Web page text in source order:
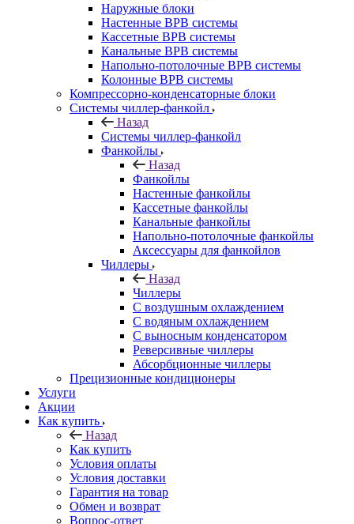
Наружные блоки
Настенные ВРВ системы
Кассетные ВРВ системы
Канальные ВРВ системы
Напольно-потолочные ВРВ системы
Колонные ВРВ системы
Компрессорно-конденсаторные блоки
Системы чиллер-фанкойл
Назад
Системы чиллер-фанкойл
Фанкойлы
Назад
Фанкойлы
Настенные фанкойлы
Кассетные фанкойлы
Канальные фанкойлы
Напольно-потолочные фанкойлы
Аксессуары для фанкойлов
Чиллеры
Назад
Чиллеры
С воздушным охлаждением
С водяным охлаждением
С выносным конденсатором
Реверсивные чиллеры
Абсорбционные чиллеры
Прецизионные кондиционеры
Услуги
Акции
Как купить
Назад
Как купить
Условия оплаты
Условия доставки
Гарантия на товар
Обмен и возврат
Вопрос-ответ